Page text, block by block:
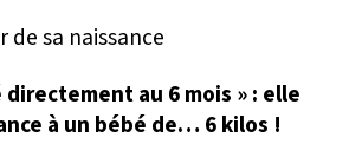
directement au 6 mois » : elle
à un bébé de… 6 kilos !